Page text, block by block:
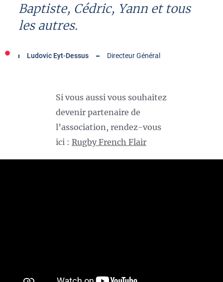
Baptiste, Cédric, Yann et tous
les autres.
Ludovic Eyt-Dessus Directeur Général
Si vous aussi vous souhaitez
devenir partenaire de
l’association, rendez-vous
ici : Rugby French Flair